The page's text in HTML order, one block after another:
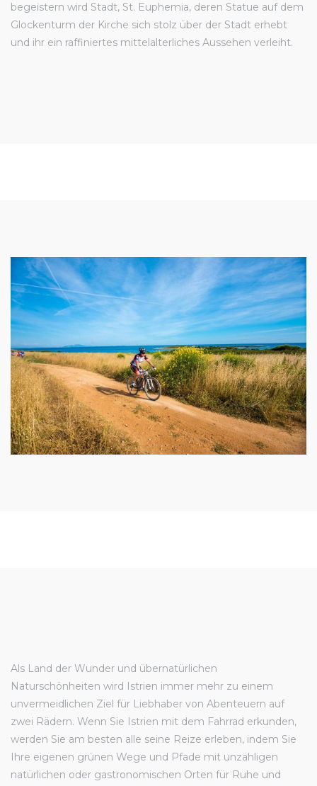
begeistern wird Stadt, St. Euphemia, deren Statue auf dem
Glockenturm der Kirche sich stolz über der Stadt erhebt
und ihr ein raffiniertes mittelalterliches Aussehen verleiht.
Als Land der Wunder und übernatürlichen
Naturschönheiten wird Istrien immer mehr zu einem
unvermeidlichen Ziel für Liebhaber von Abenteuern auf
zwei Rädern. Wenn Sie Istrien mit dem Fahrrad erkunden,
werden Sie am besten alle seine Reize erleben, indem Sie
Ihre eigenen grünen Wege und Pfade mit unzähligen
natürlichen oder gastronomischen Orten für Ruhe und